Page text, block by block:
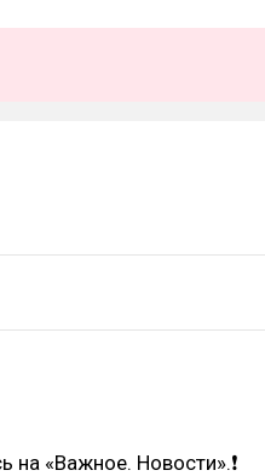
на «Важное. Новости».❗